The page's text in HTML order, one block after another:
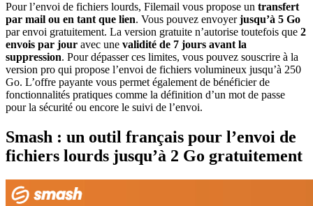
Pour l’envoi de fichiers lourds, Filemail vous propose un transfert
par mail ou en tant que lien. Vous pouvez envoyerjusqu’à 5 Go
par envoi gratuitement. La version gratuite n’autorise toutefois que 2
envois par jour avec une validité de 7 jours avant la
suppression. Pour dépasser ces limites, vous pouvez souscrire à la
version pro qui propose l’envoi de fichiers volumineux jusqu’à 250
Go. L’offre payante vous permet également de bénéficier de
fonctionnalités pratiques comme la définition d’un mot de passe
pour la sécurité ou encore le suivi de l’envoi.
Smash : un outil français pour l’envoi de
fichiers lourds jusqu’à 2 Go gratuitement